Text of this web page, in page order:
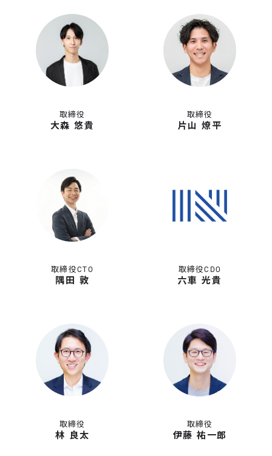
取締役
大森 悠貴
取締役
片山 燎平
取締役CTO
隅田 敦
取締役CDO
六車 光貴
取締役
林 良太
取締役
伊藤 祐一郎